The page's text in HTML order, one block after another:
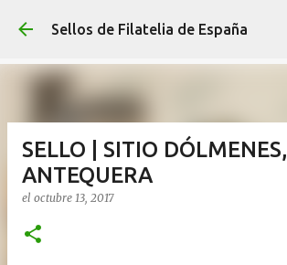
Ir al contenido principal
Sellos de Filatelia de España
SELLO | SITIO DÓLMENES,
ANTEQUERA
el octubre 13, 2017